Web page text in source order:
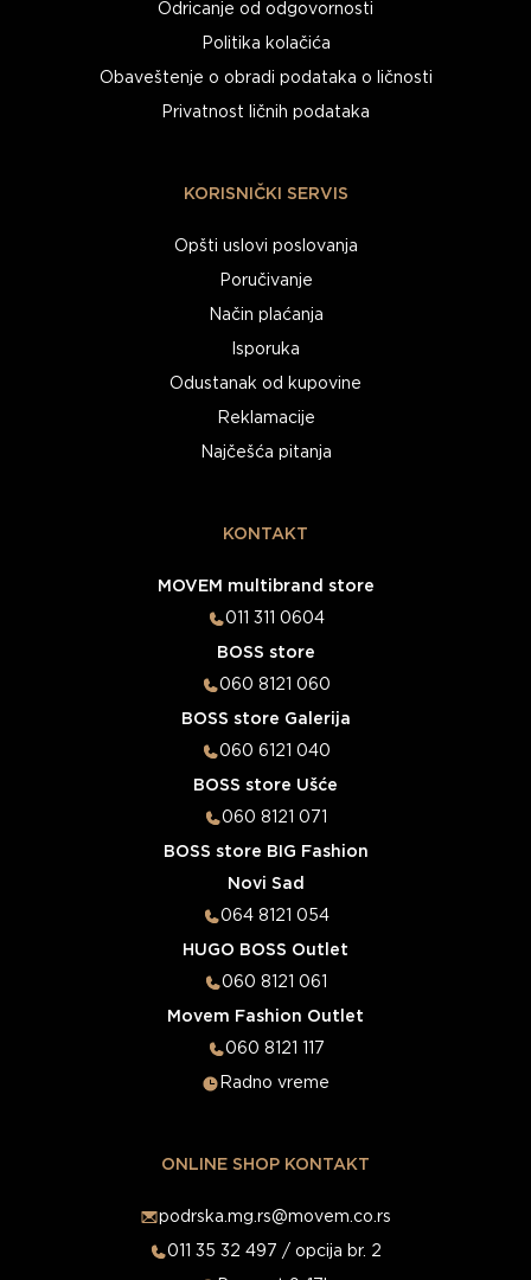
Odricanje od odgovornosti
Politika kolačića
Obaveštenje o obradi podataka o ličnosti
Privatnost ličnih podataka
KORISNIČKI SERVIS
Opšti uslovi poslovanja
Poručivanje
Način plaćanja
Isporuka
Odustanak od kupovine
Reklamacije
Najčešća pitanja
KONTAKT
MOVEM multibrand store
011 311 0604
BOSS store
060 8121 060
BOSS store Galerija
060 6121 040
BOSS store Ušće
060 8121 071
BOSS store BIG Fashion
Novi Sad
064 8121 054
HUGO BOSS Outlet
060 8121 061
Movem Fashion Outlet
060 8121 117
Radno vreme
ONLINE SHOP KONTAKT
podrska.mg.rs@movem.co.rs
011 35 32 497 / opcija br. 2